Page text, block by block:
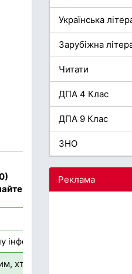
інформацію, щоб
хто не може самостійно
Українська
Зарубіжна
Читати
ДПА 4 Клас
ДПА 9 Клас
ЗНО
Реклама